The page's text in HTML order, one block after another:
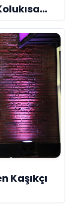
Kaşıkçı